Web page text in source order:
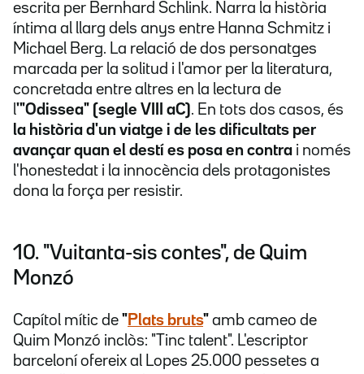
escrita per Bernhard Schlink. Narra la història
íntima al llarg dels anys entre Hanna Schmitz i
Michael Berg. La relació de dos personatges
marcada per la solitud i l'amor per la literatura,
concretada entre altres en la lectura de
l'"Odissea" (segle VIII aC). En tots dos casos, és
la història d'un viatge i de les dificultats per
avançar quan el destí es posa en contra i només
l'honestedat i la innocència dels protagonistes
dona la força per resistir.
10. "Vuitanta-sis contes", de Quim
Monzó
Capítol mític de "Plats bruts" amb cameo de
Quim Monzó inclòs: "Tinc talent". L'escriptor
barceloní ofereix al Lopes 25.000 pessetes a